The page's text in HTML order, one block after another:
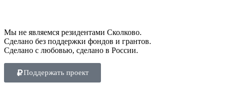
Мы не являемся резидентами Сколково.
Сделано без поддержки фондов и грантов.
Сделано с любовью, сделано в России.
Поддержать проект